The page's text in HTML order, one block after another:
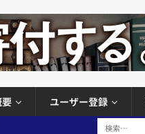
要 ユーザー登録